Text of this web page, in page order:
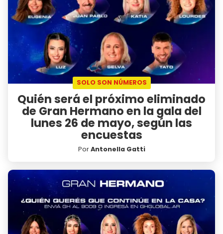
SOLO SON NÚMEROS
Quién será el próximo eliminado
de Gran Hermano en la gala del
lunes 26 de mayo, según las
encuestas
PorAntonella Gatti